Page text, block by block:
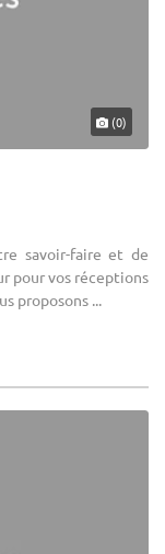
(0)
savoir-faire et de
pour vos réceptions
proposons ...